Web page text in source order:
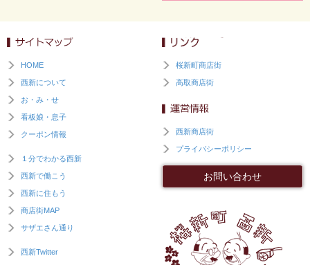
HOME
西新について
お・み・せ
看板娘・息子
クーポン情報
１分でわかる西新
西新で働こう
西新に住もう
商店街MAP
サザエさん通り
西新Twitter
桜新町商店街
高取商店街
西新商店街
プライバシーポリシー
お問い合わせ